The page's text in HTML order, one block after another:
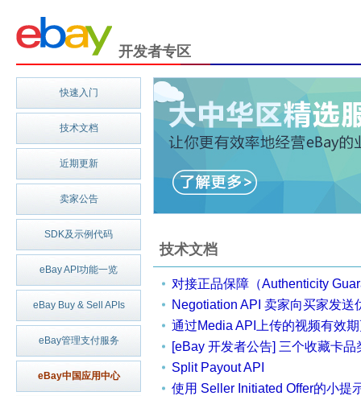
开发者专区
快速入门
技术文档
近期更新
卖家公告
SDK及示例代码
eBay API功能一览
eBay Buy & Sell APIs
eBay管理支付服务
eBay中国应用中心
技术文档
对接正品保障（Authenticity
Negotiation API 卖家向买家发送优惠信息 (Seller-
通过Media API上传的视频有效
[eBay 开发者公告] 三个收藏卡品类
Split Payout API
使用 Seller Initiated Offer的小提